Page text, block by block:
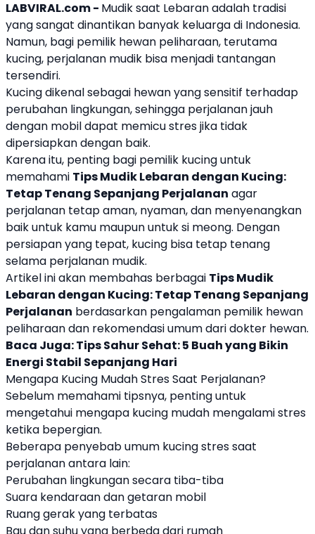
LABVIRAL.com - Mudik saat Lebaran adalah tradisi
yang sangat dinantikan banyak keluarga di Indonesia.
Namun, bagi pemilik hewan peliharaan, terutama
kucing, perjalanan mudik bisa menjadi tantangan
tersendiri.
Kucing dikenal sebagai hewan yang sensitif terhadap
perubahan lingkungan, sehingga perjalanan jauh
dengan mobil dapat memicu stres jika tidak
dipersiapkan dengan baik.
Karena itu, penting bagi pemilik kucing untuk
memahami Tips Mudik Lebaran dengan Kucing:
Tetap Tenang Sepanjang Perjalanan agar
perjalanan tetap aman, nyaman, dan menyenangkan
baik untuk kamu maupun untuk si meong. Dengan
persiapan yang tepat, kucing bisa tetap tenang
selama perjalanan mudik.
Artikel ini akan membahas berbagai Tips Mudik
Lebaran dengan Kucing: Tetap Tenang Sepanjang
Perjalanan berdasarkan pengalaman pemilik hewan
peliharaan dan rekomendasi umum dari dokter hewan.
Baca Juga:Tips Sahur Sehat: 5 Buah yang Bikin
Energi Stabil Sepanjang Hari
Mengapa Kucing Mudah Stres Saat Perjalanan?
Sebelum memahami tipsnya, penting untuk
mengetahui mengapa kucing mudah mengalami stres
ketika bepergian.
Beberapa penyebab umum kucing stres saat
perjalanan antara lain:
Perubahan lingkungan secara tiba-tiba
Suara kendaraan dan getaran mobil
Ruang gerak yang terbatas